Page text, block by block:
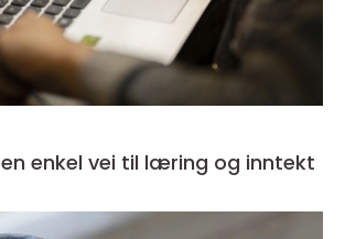
Digitale kurs en enkel vei til læring og inntekt